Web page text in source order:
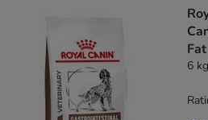
Fat
6 kg